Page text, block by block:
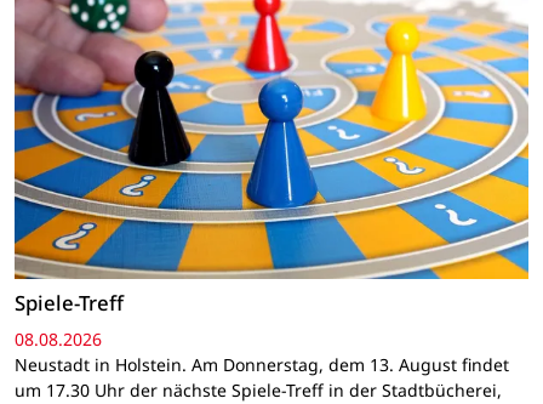
Spiele-Treff
08.08.2026
Neustadt in Holstein. Am Donnerstag, dem 13. August findet
um 17.30 Uhr der nächste Spiele-Treff in der Stadtbücherei,